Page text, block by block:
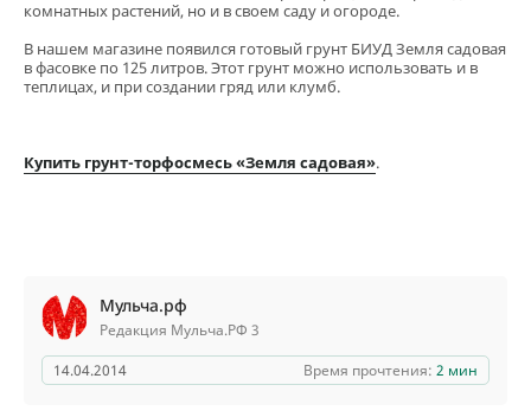
комнатных растений, но и в своем саду и огороде.
В нашем магазине появился готовый грунт БИУД Земля садовая
в фасовке по 125 литров. Этот грунт можно использовать и в
теплицах, и при создании гряд или клумб.
Купить грунт-торфосмесь «Земля садовая».
Мульча.рф
Редакция Мульча.РФ 3
14.04.2014
Время прочтения: 2 мин